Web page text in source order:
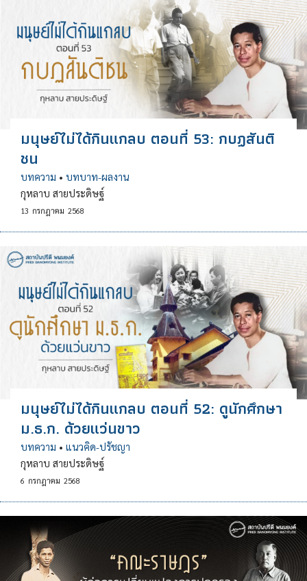
มนุษย์ไม่ได้กินแกลบ ตอนที่ 53: กบฏสันติ
ชน
บทความ • บทบาท-ผลงาน
กุหลาบ สายประดิษฐ์
13 กรกฎาคม 2568
มนุษย์ไม่ได้กินแกลบ ตอนที่ 52: ดูนักศึกษา
ม.ธ.ก. ด้วยแว่นขาว
บทความ • แนวคิด-ปรัชญา
กุหลาบ สายประดิษฐ์
6 กรกฎาคม 2568